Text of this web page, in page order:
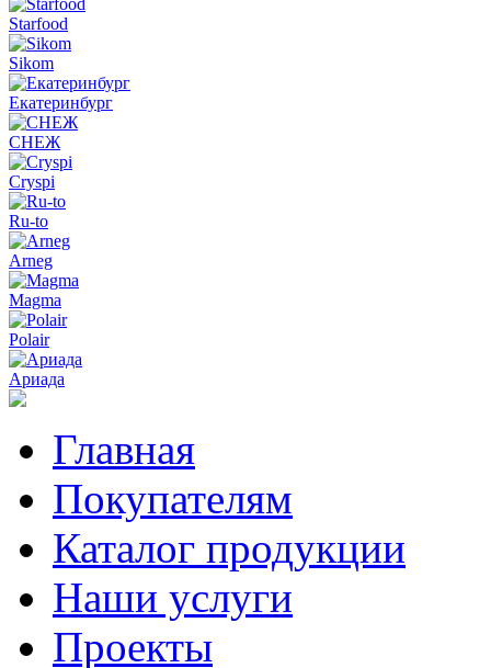
Starfood
Sikom
Екатеринбург
СНЕЖ
Cryspi
Ru-to
Arneg
Magma
Polair
Ариада
Главная
Покупателям
Каталог продукции
Наши услуги
Проекты